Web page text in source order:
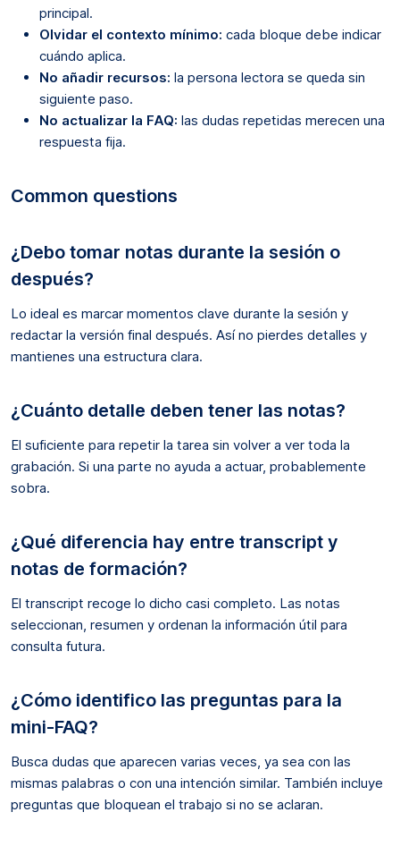
principal.
Olvidar el contexto mínimo: cada bloque debe indicar
cuándo aplica.
No añadir recursos: la persona lectora se queda sin
siguiente paso.
No actualizar la FAQ: las dudas repetidas merecen una
respuesta fija.
Common questions
¿Debo tomar notas durante la sesión o
después?
Lo ideal es marcar momentos clave durante la sesión y
redactar la versión final después. Así no pierdes detalles y
mantienes una estructura clara.
¿Cuánto detalle deben tener las notas?
El suficiente para repetir la tarea sin volver a ver toda la
grabación. Si una parte no ayuda a actuar, probablemente
sobra.
¿Qué diferencia hay entre transcript y
notas de formación?
El transcript recoge lo dicho casi completo. Las notas
seleccionan, resumen y ordenan la información útil para
consulta futura.
¿Cómo identifico las preguntas para la
mini-FAQ?
Busca dudas que aparecen varias veces, ya sea con las
mismas palabras o con una intención similar. También incluye
preguntas que bloquean el trabajo si no se aclaran.